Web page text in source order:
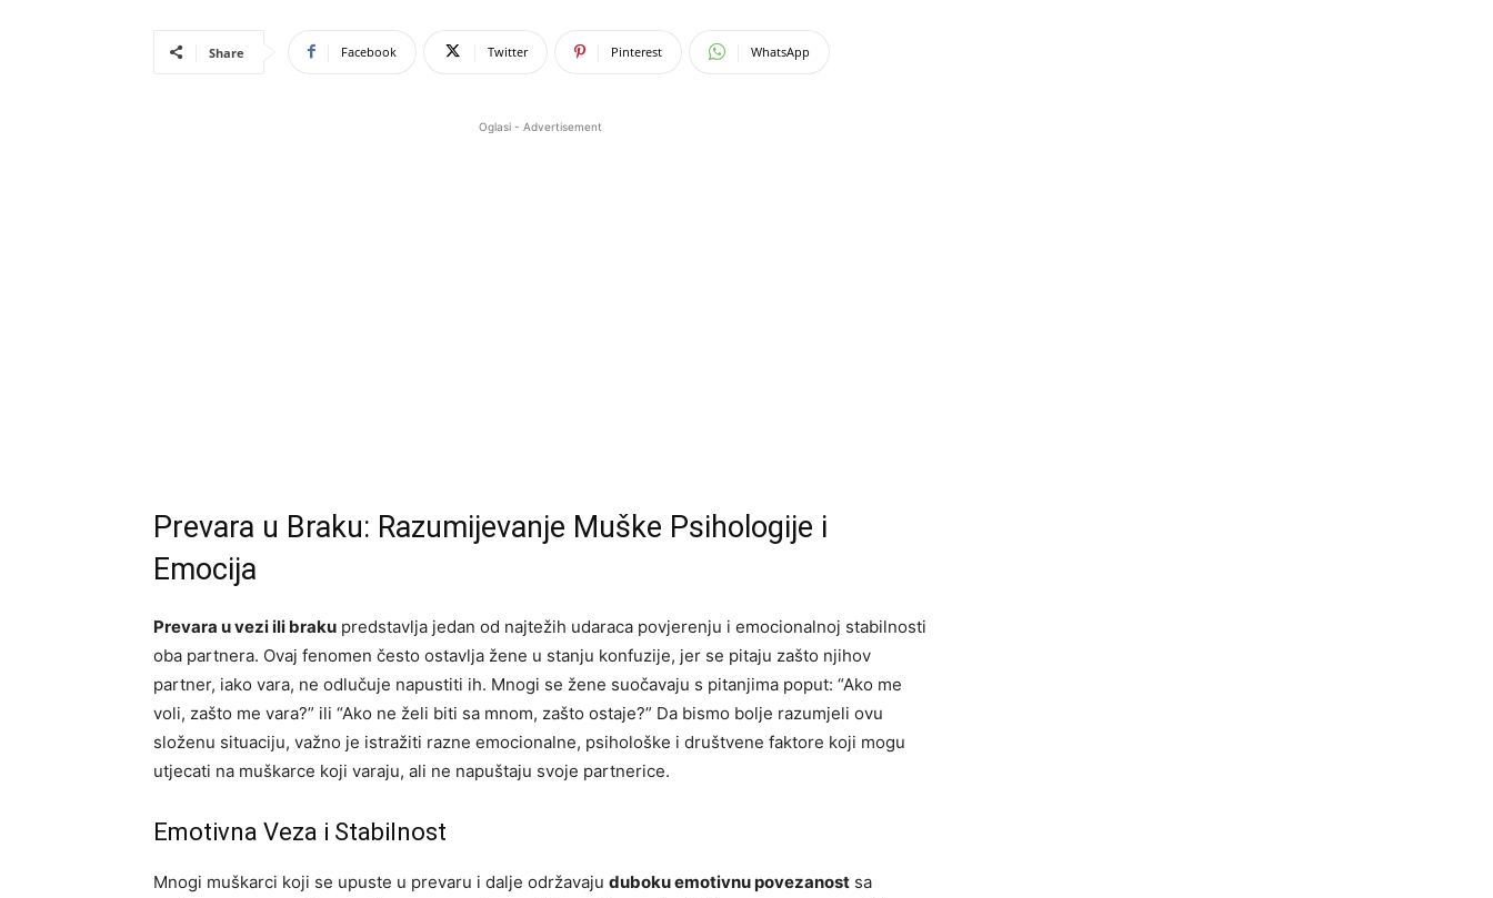
Share Facebook Twitter Pinterest WhatsApp
Oglasi - Advertisement
Prevara u Braku: Razumijevanje Muške Psihologije i
Emocija
Prevara u vezi ili braku predstavlja jedan od najtežih udaraca povjerenju i emocionalnoj stabilnosti
oba partnera. Ovaj fenomen često ostavlja žene u stanju konfuzije, jer se pitaju zašto njihov
partner, iako vara, ne odlučuje napustiti ih. Mnogi se žene suočavaju s pitanjima poput: “Ako me
voli, zašto me vara?” ili “Ako ne želi biti sa mnom, zašto ostaje?” Da bismo bolje razumjeli ovu
složenu situaciju, važno je istražiti razne emocionalne, psihološke i društvene faktore koji mogu
utjecati na muškarce koji varaju, ali ne napuštaju svoje partnerice.
Emotivna Veza i Stabilnost
Mnogi muškarci koji se upuste u prevaru i dalje održavaju duboku emotivnu povezanost sa